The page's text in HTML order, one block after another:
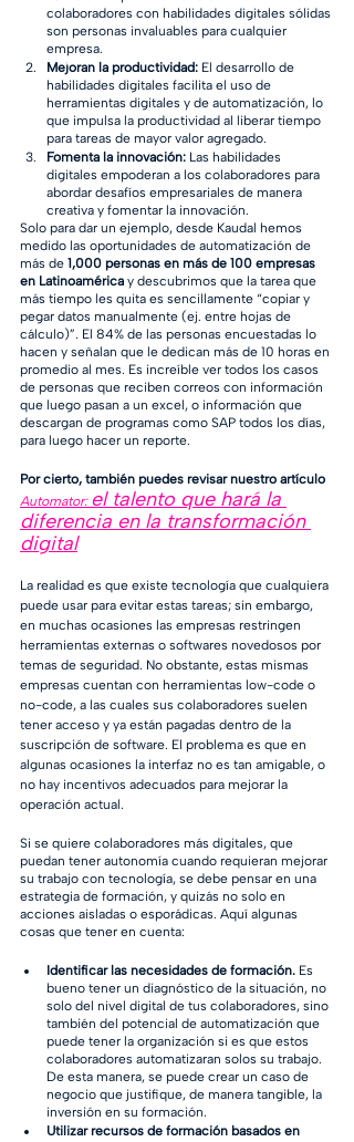
colaboradores con habilidades digitales sólidas
son personas invaluables para cualquier
empresa.
Mejoran la productividad: El desarrollo de
habilidades digitales facilita el uso de
herramientas digitales y de automatización, lo
que impulsa la productividad al liberar tiempo
para tareas de mayor valor agregado.
Fomenta la innovación: Las habilidades
digitales empoderan a los colaboradores para
abordar desafíos empresariales de manera
creativa y fomentar la innovación.
Solo para dar un ejemplo, desde Kaudal hemos
medido las oportunidades de automatización de
más de 1,000 personas en más de 100 empresas
en Latinoamérica y descubrimos que la tarea que
más tiempo les quita es sencillamente “copiar y
pegar datos manualmente (ej. entre hojas de
cálculo)”. El 84% de las personas encuestadas lo
hacen y señalan que le dedican más de 10 horas en
promedio al mes. Es increíble ver todos los casos
de personas que reciben correos con información
que luego pasan a un excel, o información que
descargan de programas como SAP todos los días,
para luego hacer un reporte.
Por cierto, también puedes revisar nuestro artículo
Automator: el talento que hará la
diferencia en la transformación
digital
La realidad es que existe tecnología que cualquiera
puede usar para evitar estas tareas; sin embargo,
en muchas ocasiones las empresas restringen
herramientas externas o softwares novedosos por
temas de seguridad. No obstante, estas mismas
empresas cuentan con herramientas low-code o
no-code, a las cuales sus colaboradores suelen
tener acceso y ya están pagadas dentro de la
suscripción de software. El problema es que en
algunas ocasiones la interfaz no es tan amigable, o
no hay incentivos adecuados para mejorar la
operación actual.
Si se quiere colaboradores más digitales, que
puedan tener autonomía cuando requieran mejorar
su trabajo con tecnología, se debe pensar en una
estrategia de formación, y quizás no solo en
acciones aisladas o esporádicas. Aquí algunas
cosas que tener en cuenta:
Identificar las necesidades de formación. Es
bueno tener un diagnóstico de la situación, no
solo del nivel digital de tus colaboradores, sino
también del potencial de automatización que
puede tener la organización si es que estos
colaboradores automatizaran solos su trabajo.
De esta manera, se puede crear un caso de
negocio que justifique, de manera tangible, la
inversión en su formación.
Utilizar recursos de formación basados en